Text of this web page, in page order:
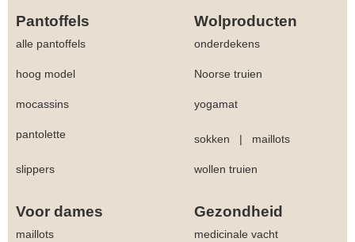
Pantoffels Wolproducten
alle pantoffels onderdekens
hoog model Noorse truien
mocassins yogamat
pantolette sokken | maillots
slippers wollen truien
Voor dames Gezondheid
maillots medicinale vacht